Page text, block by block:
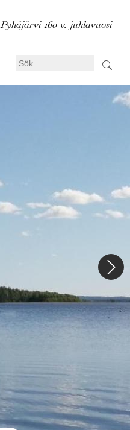
till
Pyhäjärvi 160 v. juhlavuosi
Sök